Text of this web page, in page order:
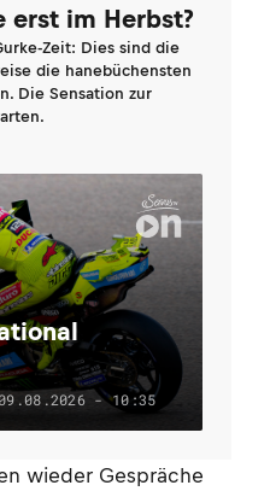
erst im Herbst?
Zeit: Dies sind die
die hanebüchensten
Die Sensation zur
- 10:35
wieder Gespräche